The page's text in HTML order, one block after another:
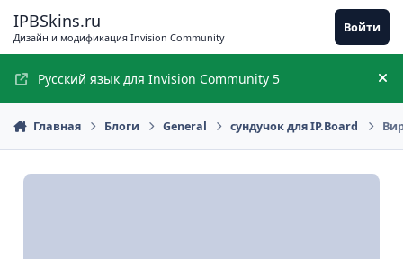
IPBSkins.ru
Дизайн и модификация Invision Community
Войти
Русский язык для Invision Community 5
Главная Блоги General сундучок для IP.Board